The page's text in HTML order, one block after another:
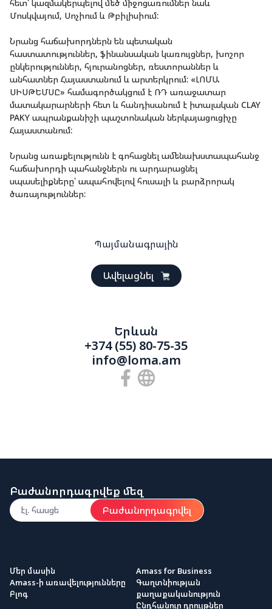
հետ՝ կազմակերպելով մեծ միջոցառումներ նաև
Մոսկվայում, Սոչիում և Թբիլիսիում:
Նրանց հաճախորդներն են պետական
հաստատություններ, ֆինանսական կառույցներ, խոշոր
ընկերություններ, հյուրանոցներ, ռեստորաններ և
անհատներ Հայաստանում և արտերկրում: «ԼՈՄԱ
ՍԻՍԹԵՄՍԸ» համագործակցում է ՌԴ առաջատար
մատակարարների հետ և հանդիսանում է իտալական CLAY
PAKY ապրանքանիշի պաշտոնական ներկայացուցիչը
Հայաստանում:
Նրանց առաքելությունն է գոհացնել ամենախստապահանջ
հաճախորդի պահանջներն ու արդարացնել
սպասելիքները՝ ապահովելով հուսալի և բարձրորակ
ծառայություններ:
Պայմանագրային
Ավելացնել
Երևան
+374 (55) 80-75-35
info@loma.am
Բաժանորդագրվեք մեզ
Բաժանորդագրվել
Մեր մասին
Amass-ի առավելությունները
Բլոգ
Amass for Business
Գաղտնիության
քաղաքականություն
Ընդհանուր դրույթներ